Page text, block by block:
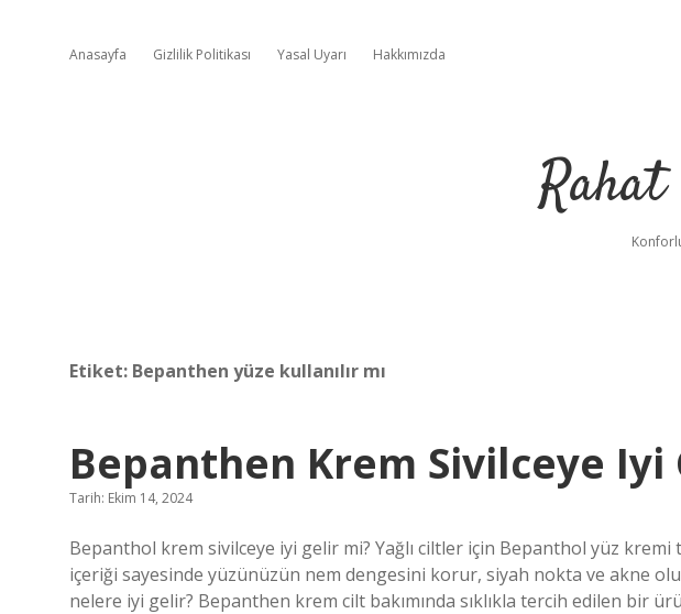
Anasayfa Gizlilik Politikası Yasal Uyarı Hakkımızda
Etiket: Bepanthen yüze kullanılır mı
Bepanthen Krem Sivilceye Iyi
Tarih: Ekim 14, 2024
Bepanthol krem sivilceye iyi gelir mi? Yağlı ciltler için Bepanthol yüz kremi
içeriği sayesinde yüzünüzün nem dengesini korur, siyah nokta ve akne
nelere iyi gelir? Bepanthen krem ​​cilt bakımında sıklıkla tercih edilen bir